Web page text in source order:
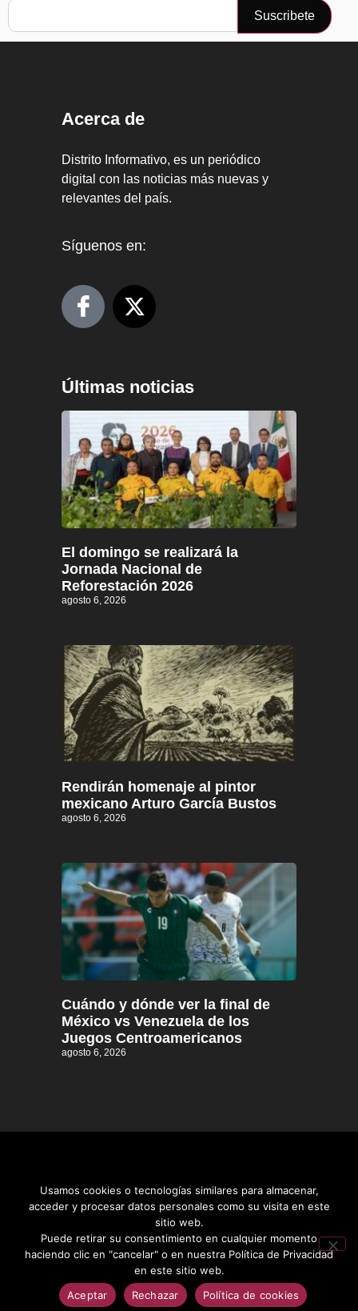
Suscribete
Acerca de
Distrito Informativo, es un periódico
digital con las noticias más nuevas y
relevantes del país.
Síguenos en:
Últimas noticias
El domingo se realizará la
Jornada Nacional de
Reforestación 2026
agosto 6, 2026
Rendirán homenaje al pintor
mexicano Arturo García Bustos
agosto 6, 2026
Cuándo y dónde ver la final de
México vs Venezuela de los
Juegos Centroamericanos
agosto 6, 2026
Distrito informativo © 2026
Usamos cookies o tecnologías similares para almacenar,
acceder y procesar datos personales como su visita en este
sitio web.
Puede retirar su consentimiento en cualquier momento
haciendo clic en "cancelar" o en nuestra Política de Privacidad
en este sitio web.
Aceptar
Rechazar Política de cookies